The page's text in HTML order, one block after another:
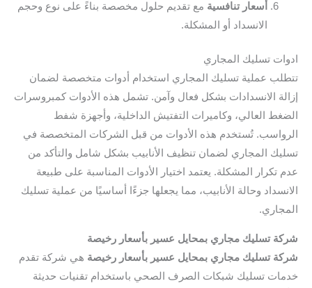
أسعار تنافسية مع تقديم حلول مخصصة بناءً على نوع وحجم
الانسداد أو المشكلة.
ادوات تسليك المجاري
تتطلب عملية تسليك المجاري استخدام أدوات متخصصة لضمان
إزالة الانسدادات بشكل فعال وآمن. تشمل هذه الأدوات كمبروسرات
الضغط العالي، وكاميرات التفتيش الداخلية، وأجهزة شفط
الرواسب. تُستخدم هذه الأدوات من قبل الشركات المتخصصة في
تسليك المجاري لضمان تنظيف الأنابيب بشكل شامل والتأكد من
عدم تكرار المشكلة. يعتمد اختيار الأدوات المناسبة على طبيعة
الانسداد وحالة الأنابيب، مما يجعلها جزءًا أساسيًا من عملية تسليك
المجاري.
شركة تسليك مجاري بمحايل عسير بأسعار رخيصة
شركة تسليك مجاري بمحايل عسير بأسعار رخيصة هي شركة تقدم
خدمات تسليك شبكات الصرف الصحي باستخدام تقنيات حديثة